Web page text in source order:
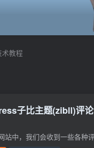
术教程
子比主题(zibll)评